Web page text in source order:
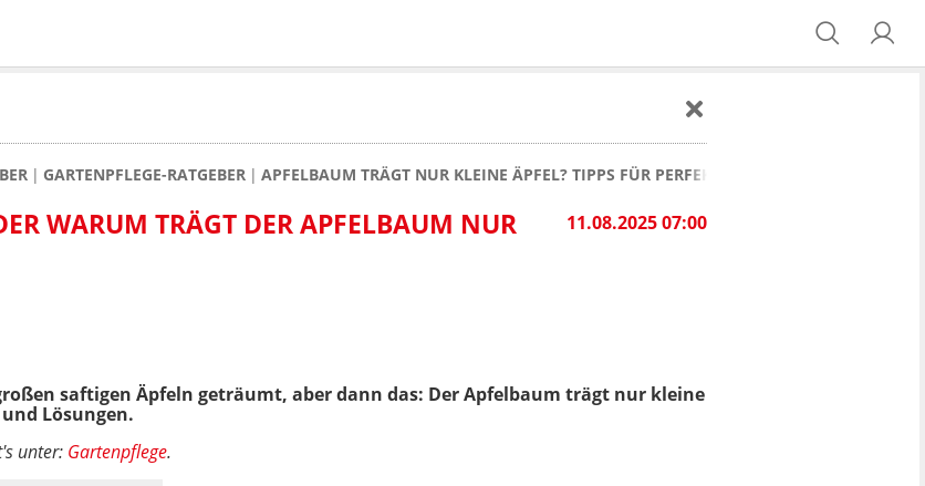
GARTENPFLEGE-RATGEBER APFELBAUM TRÄGT NUR KLEINE ÄPFEL? TIPPS FÜR PERFEKTE FRÜCHTE
11.08.2025 07:00
WARUM TRÄGT DER APFELBAUM NUR
saftigen Äpfeln geträumt, aber dann das: Der Apfelbaum trägt nur kleine
Lösungen.
unter: Gartenpflege.